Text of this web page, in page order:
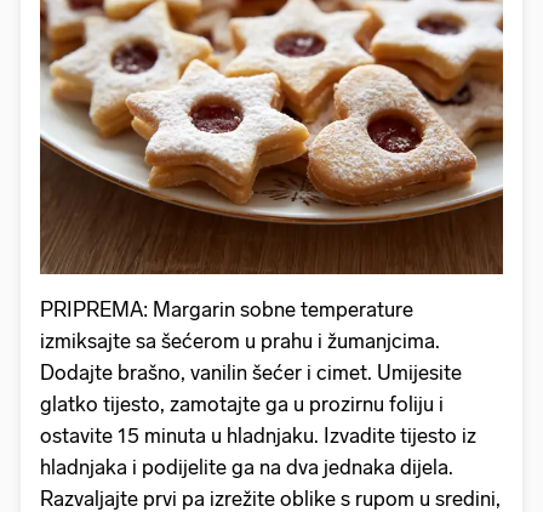
PRIPREMA: Margarin sobne temperature
izmiksajte sa šećerom u prahu i žumanjcima.
Dodajte brašno, vanilin šećer i cimet. Umijesite
glatko tijesto, zamotajte ga u prozirnu foliju i
ostavite 15 minuta u hladnjaku. Izvadite tijesto iz
hladnjaka i podijelite ga na dva jednaka dijela.
Razvaljajte prvi pa izrežite oblike s rupom u sredini,